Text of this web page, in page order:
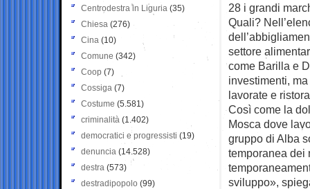
28 i grandi
Quali?
settore
come Barilla e
investimenti,
lavorate e
Così come la
Mosca dove
gruppo di Alba
temporanea dei
sviluppo»,
Centrodestra in Liguria (35)
Chiesa (276)
Cina (10)
Comune (342)
Coop (7)
Cossiga (7)
Costume (5.581)
criminalità (1.402)
democratici e progressisti (19)
denuncia (14.528)
destra (573)
destradipopolo (99)